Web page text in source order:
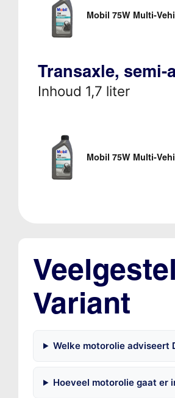
Mobil 75W Multi-
Transaxle, semi-
Inhoud 1,7 liter
Mobil 75W Multi-
Variant
Welke motorolie adviseert
Hoeveel motorolie gaat er